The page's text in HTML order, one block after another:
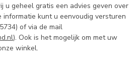
u geheel gratis een advies geven over
informatie kunt u eenvoudig versturen
of via de mail
). Ook is het mogelijk om met uw
winkel.